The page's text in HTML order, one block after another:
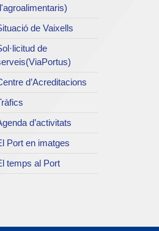
de Vaixells
de
d’Acreditacions
d’activitats
Port en imatges
temps al Port